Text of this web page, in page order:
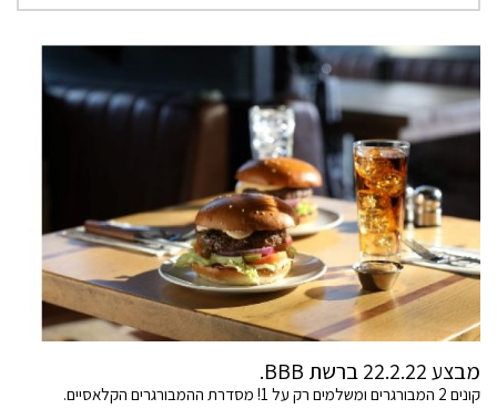
מבצע 22.2.22 ברשת BBB.
קונים 2 המבורגרים ומשלמים רק על 1! מסדרת ההמבורגרים הקלאסיים.